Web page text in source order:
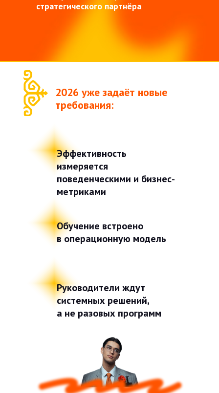
стратегического партнёра
2026 уже задаёт новые
требования:
Обучение встроено
в операционную модель
Эффективность
измеряется
поведенческими и бизнес-
метриками
Руководители ждут
системных решений,
а не разовых программ